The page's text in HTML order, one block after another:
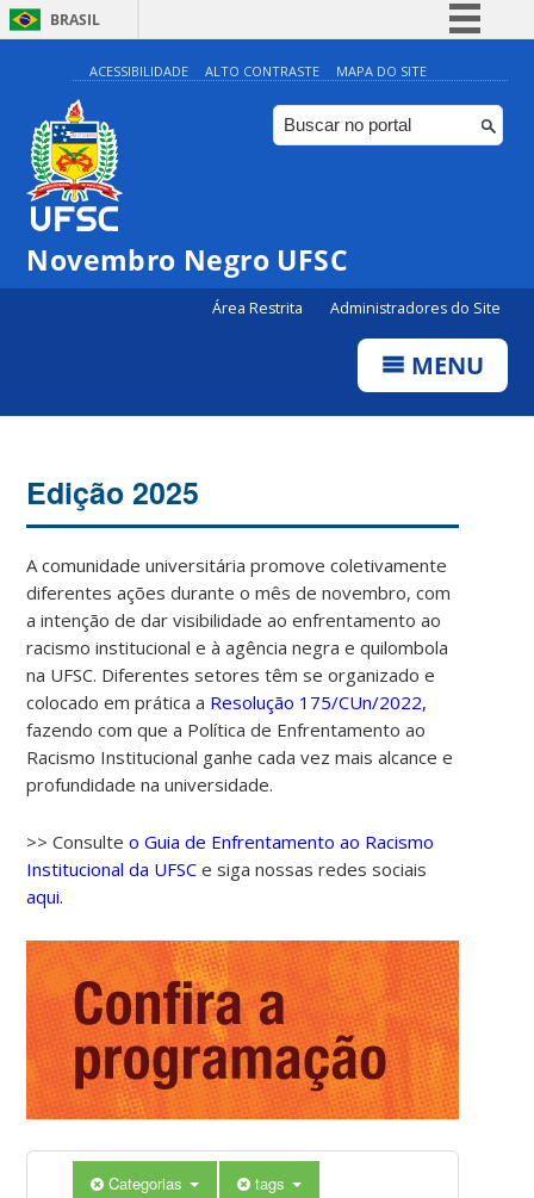
BRASIL
Simplifique!
Comunica BR
Participe
ACESSIBILIDADE ALTO CONTRASTE MAPA DO SITE
Novembro Negro UFSC
Área Restrita Administradores do Site
MENU
Edição 2025
A comunidade universitária promove coletivamente
diferentes ações durante o mês de novembro, com
a intenção de dar visibilidade ao enfrentamento ao
racismo institucional e à agência negra e quilombola
na UFSC. Diferentes setores têm se organizado e
colocado em prática a Resolução 175/CUn/2022,
fazendo com que a Política de Enfrentamento ao
Racismo Institucional ganhe cada vez mais alcance e
profundidade na universidade.
>> Consulteo Guia de Enfrentamento ao Racismo
Institucional da UFSC e siga nossas redes sociais
aqui.
Categorias tags